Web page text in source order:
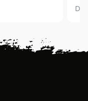
Dès